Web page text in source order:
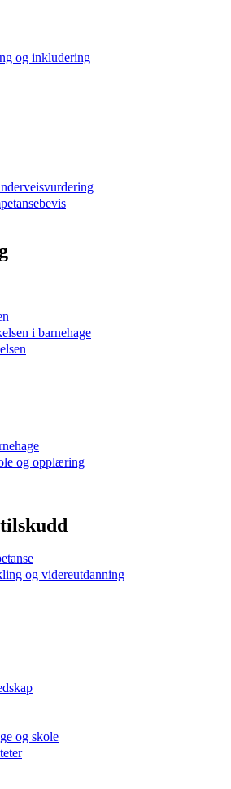
og inkludering
i barnehage
og opplæring
og videreutdanning
og skole